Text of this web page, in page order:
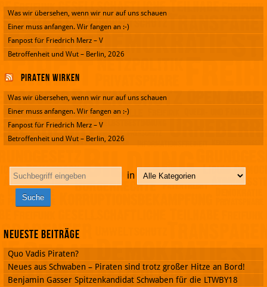
Was wir übersehen, wenn wir nur auf uns schauen
Einer muss anfangen. Wir fangen an :-)
Fanpost für Friedrich Merz – V
Betroffenheit und Wut – Berlin, 2026
Piraten wirken
Was wir übersehen, wenn wir nur auf uns schauen
Einer muss anfangen. Wir fangen an :-)
Fanpost für Friedrich Merz – V
Betroffenheit und Wut – Berlin, 2026
in
Neueste Beiträge
Quo Vadis Piraten?
Neues aus Schwaben – Piraten sind trotz großer Hitze an Bord!
Benjamin Gasser Spitzenkandidat Schwaben für die LTWBY18